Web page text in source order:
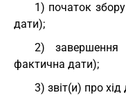
1) початок
дати);
2) завершення
фактична дати);
3) звіт(и) про